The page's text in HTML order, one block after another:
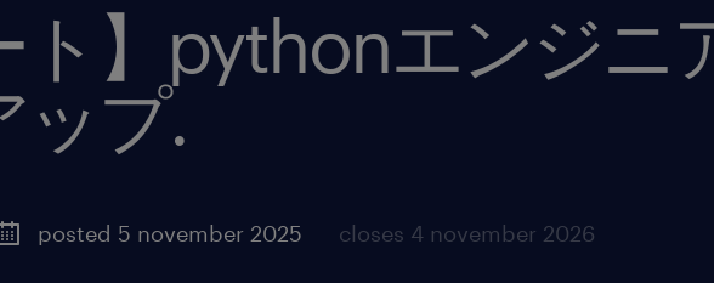
ト】pythonエンジニ
ップ.
posted 5 november 2025 closes 4 november 2026